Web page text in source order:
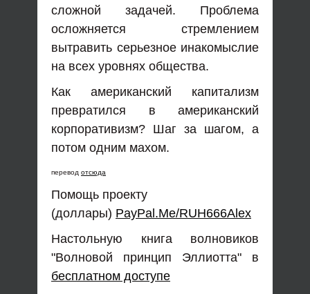
сложной задачей. Проблема
осложняется стремлением
вытравить серьезное инакомыслие
на всех уровнях общества.
Как американский капитализм
превратился в американский
корпоративизм? Шаг за шагом, а
потом одним махом.
перевод отсюда
Помощь проекту
(доллары) PayPal.Me/RUH666Alex
Настольную книга волновиков
"Волновой принцип Эллиотта" в
бесплатном доступе